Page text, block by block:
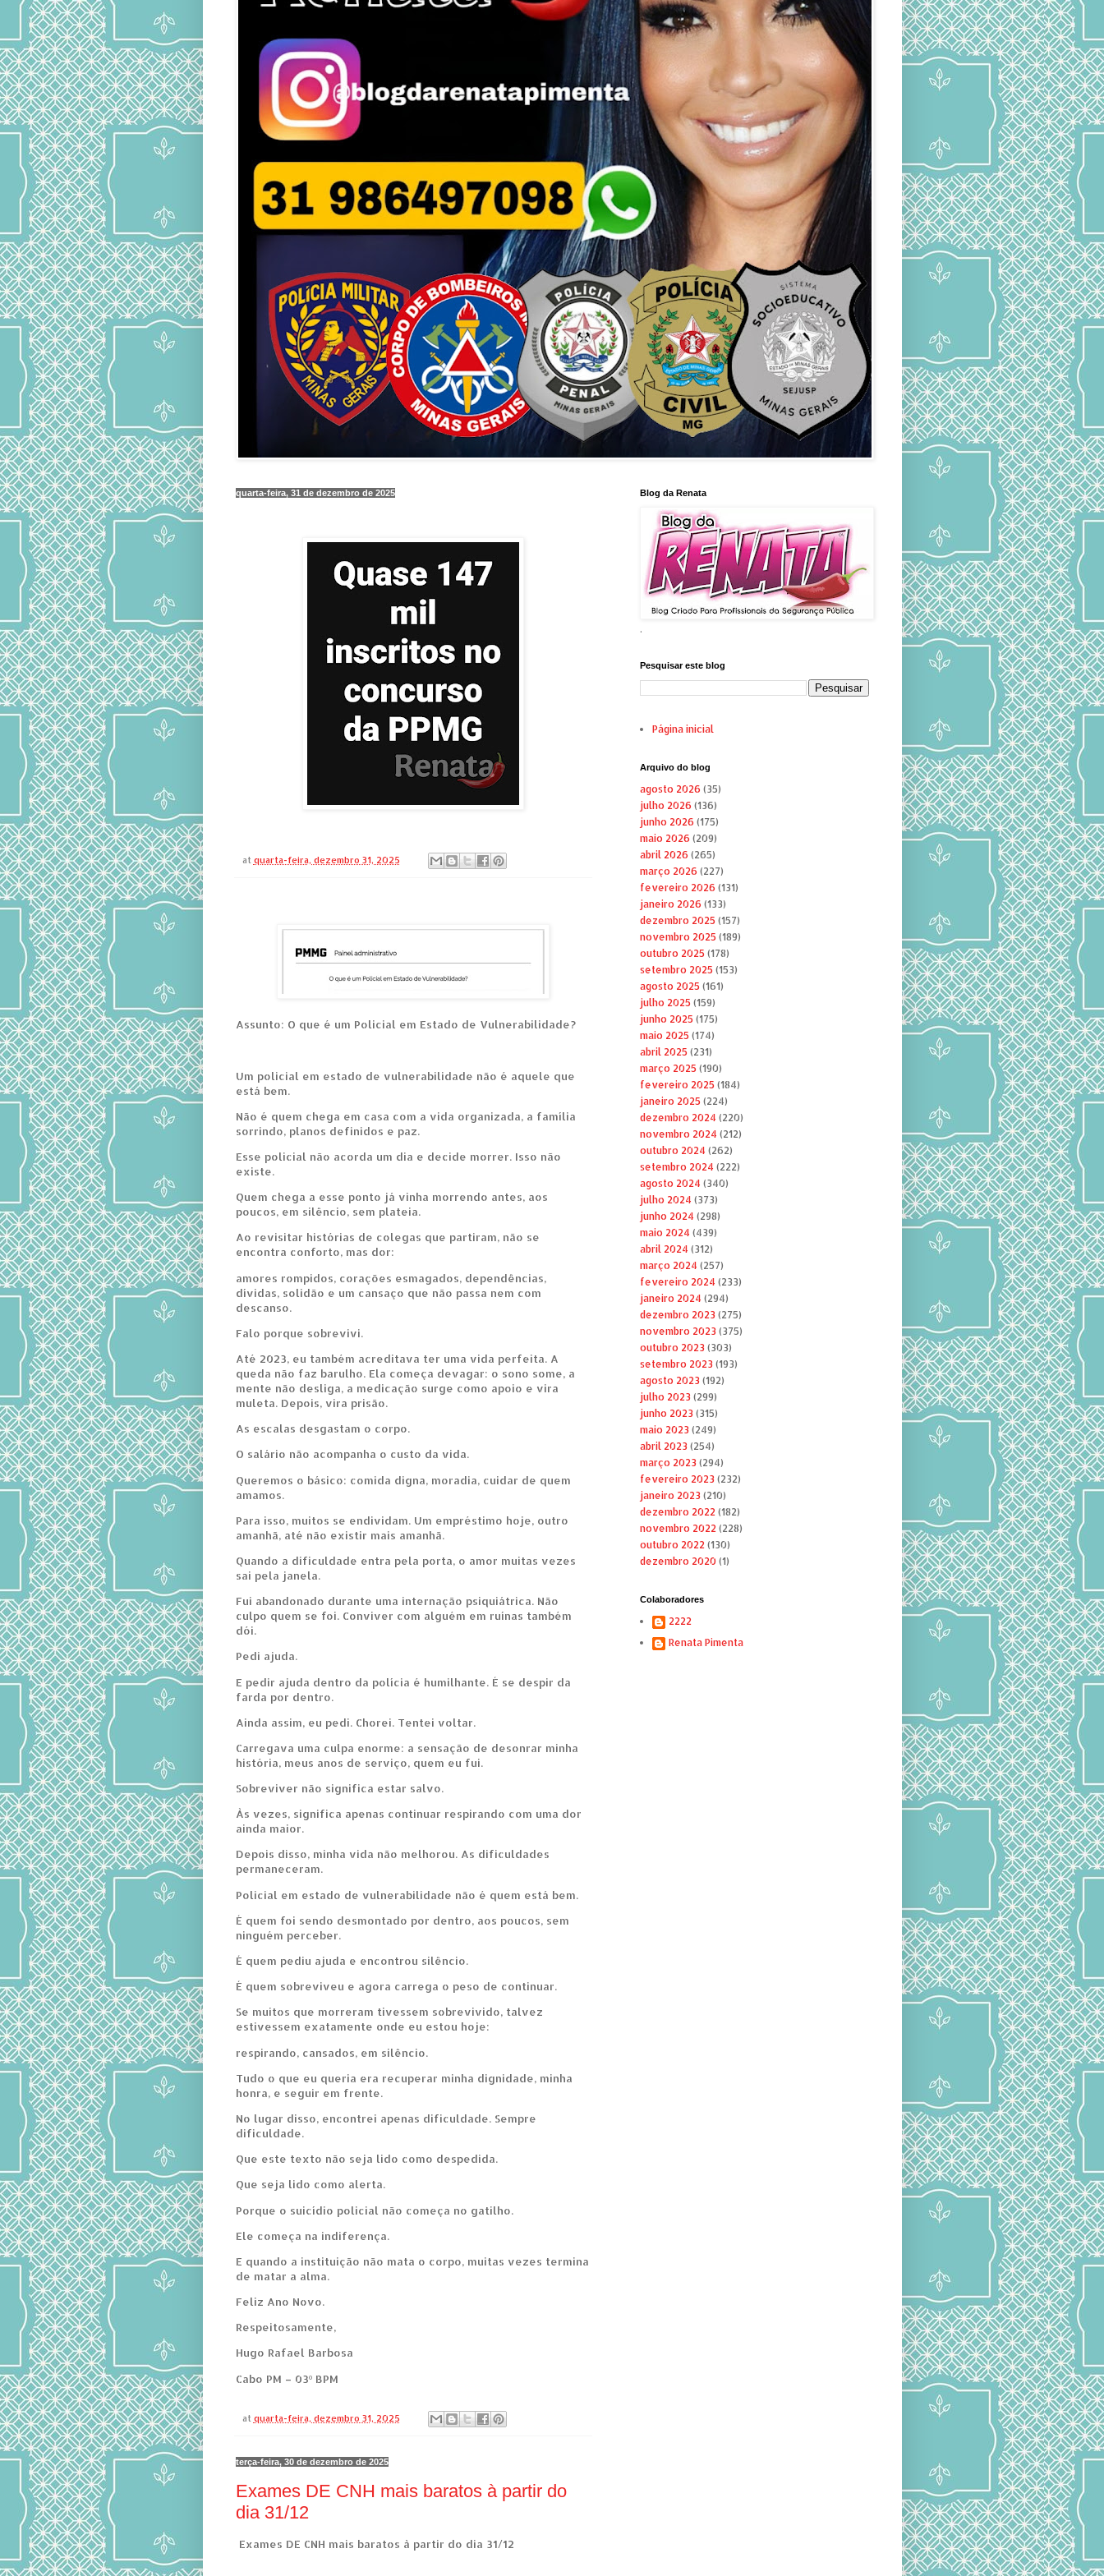
quarta-feira, 31 de dezembro de 2025
at quarta-feira, dezembro 31, 2025
Assunto: O que é um Policial em Estado de Vulnerabilidade?
Um policial em estado de vulnerabilidade não é aquele que
está bem.
Não é quem chega em casa com a vida organizada, a família
sorrindo, planos definidos e paz.
Esse policial não acorda um dia e decide morrer. Isso não
existe.
Quem chega a esse ponto já vinha morrendo antes, aos
poucos, em silêncio, sem plateia.
Ao revisitar histórias de colegas que partiram, não se
encontra conforto, mas dor:
amores rompidos, corações esmagados, dependências,
dívidas, solidão e um cansaço que não passa nem com
descanso.
Falo porque sobrevivi.
Até 2023, eu também acreditava ter uma vida perfeita. A
queda não faz barulho. Ela começa devagar: o sono some, a
mente não desliga, a medicação surge como apoio e vira
muleta. Depois, vira prisão.
As escalas desgastam o corpo.
O salário não acompanha o custo da vida.
Queremos o básico: comida digna, moradia, cuidar de quem
amamos.
Para isso, muitos se endividam. Um empréstimo hoje, outro
amanhã, até não existir mais amanhã.
Quando a dificuldade entra pela porta, o amor muitas vezes
sai pela janela.
Fui abandonado durante uma internação psiquiátrica. Não
culpo quem se foi. Conviver com alguém em ruínas também
dói.
Pedi ajuda.
E pedir ajuda dentro da polícia é humilhante. É se despir da
farda por dentro.
Ainda assim, eu pedi. Chorei. Tentei voltar.
Carregava uma culpa enorme: a sensação de desonrar minha
história, meus anos de serviço, quem eu fui.
Sobreviver não significa estar salvo.
Às vezes, significa apenas continuar respirando com uma dor
ainda maior.
Depois disso, minha vida não melhorou. As dificuldades
permaneceram.
Policial em estado de vulnerabilidade não é quem está bem.
É quem foi sendo desmontado por dentro, aos poucos, sem
ninguém perceber.
É quem pediu ajuda e encontrou silêncio.
É quem sobreviveu e agora carrega o peso de continuar.
Se muitos que morreram tivessem sobrevivido, talvez
estivessem exatamente onde eu estou hoje:
respirando, cansados, em silêncio.
Tudo o que eu queria era recuperar minha dignidade, minha
honra, e seguir em frente.
No lugar disso, encontrei apenas dificuldade. Sempre
dificuldade.
Que este texto não seja lido como despedida.
Que seja lido como alerta.
Porque o suicídio policial não começa no gatilho.
Ele começa na indiferença.
E quando a instituição não mata o corpo, muitas vezes termina
de matar a alma.
Feliz Ano Novo.
Respeitosamente,
Hugo Rafael Barbosa
Cabo PM – 03º BPM
at quarta-feira, dezembro 31, 2025
terça-feira, 30 de dezembro de 2025
Exames DE CNH mais baratos à partir do
dia 31/12
Exames DE CNH mais baratos à partir do dia 31/12
Blog da Renata
.
Pesquisar este blog
Página inicial
Arquivo do blog
agosto 2026 (35)
julho 2026 (136)
junho 2026 (175)
maio 2026 (209)
abril 2026 (265)
março 2026 (227)
fevereiro 2026 (131)
janeiro 2026 (133)
dezembro 2025 (157)
novembro 2025 (189)
outubro 2025 (178)
setembro 2025 (153)
agosto 2025 (161)
julho 2025 (159)
junho 2025 (175)
maio 2025 (174)
abril 2025 (231)
março 2025 (190)
fevereiro 2025 (184)
janeiro 2025 (224)
dezembro 2024 (220)
novembro 2024 (212)
outubro 2024 (262)
setembro 2024 (222)
agosto 2024 (340)
julho 2024 (373)
junho 2024 (298)
maio 2024 (439)
abril 2024 (312)
março 2024 (257)
fevereiro 2024 (233)
janeiro 2024 (294)
dezembro 2023(275)
novembro 2023(375)
outubro 2023(303)
setembro 2023(193)
agosto 2023(192)
julho 2023(299)
junho 2023(315)
maio 2023(249)
abril 2023(254)
março 2023(294)
fevereiro 2023(232)
janeiro 2023(210)
dezembro 2022(182)
novembro 2022(228)
outubro 2022(130)
dezembro 2020(1)
Colaboradores
2222
Renata Pimenta